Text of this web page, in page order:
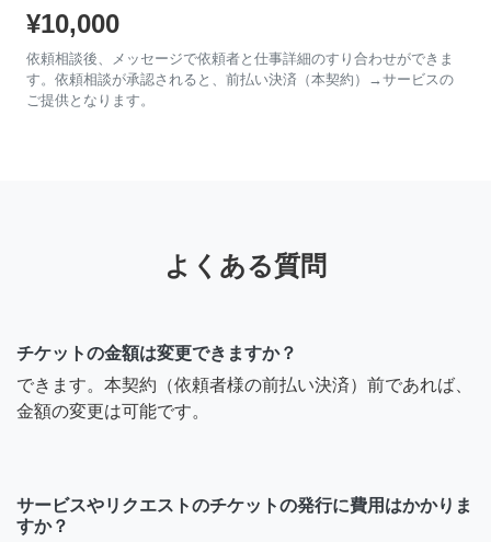
¥10,000
依頼相談後、メッセージで依頼者と仕事詳細のすり合わせができま
す。依頼相談が承認されると、前払い決済（本契約）→サービスの
ご提供となります。
よくある質問
チケットの金額は変更できますか？
できます。本契約（依頼者様の前払い決済）前であれば、
金額の変更は可能です。
サービスやリクエストのチケットの発行に費用はかかりま
すか？